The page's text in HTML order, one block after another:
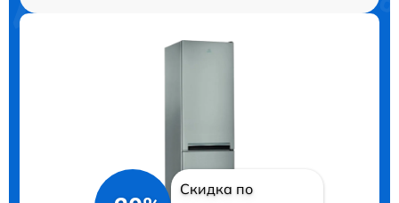
Скидка по